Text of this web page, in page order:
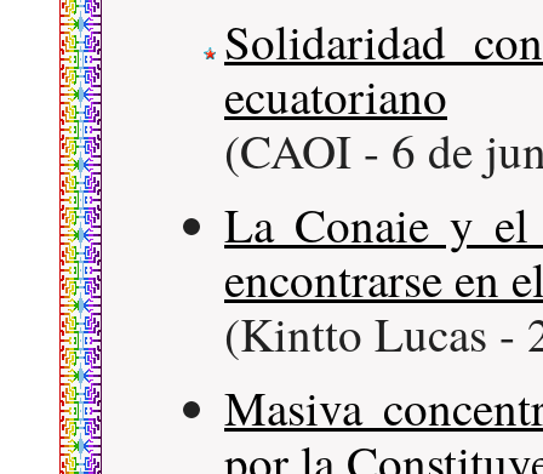
Solidaridad
ecuatoriano
(CAOI - 6 de
La Conaie y el
encontrarse en
(Kintto Lucas -
Masiva